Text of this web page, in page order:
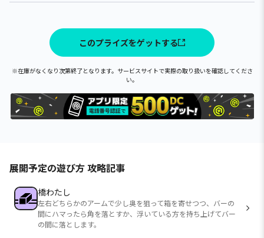
このプライズをゲットする
※在庫がなくなり次第終了となります。サービスサイトで実際の取り扱いを確認してくださ
い。
展開予定の遊び方 攻略記事
橋わたし
左右どちらかのアームで少し奥を狙って箱を寄せつつ、バーの
間にハマったら角を落とすか、浮いている方を持ち上げてバー
の間に落とします。